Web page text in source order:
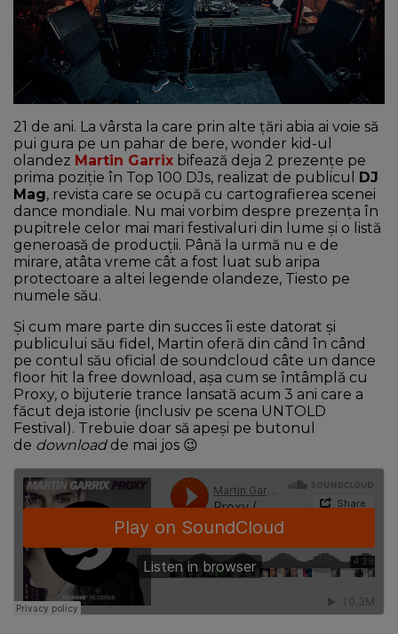
NEWS
CONTUL MEU
21 de ani. La vârsta la care prin alte țări abia ai voie să
pui gura pe un pahar de bere, wonder kid-ul
olandez Martin Garrix bifează deja 2 prezențe pe
prima poziție în Top 100 DJs, realizat de publicul DJ
Mag, revista care se ocupă cu cartografierea scenei
dance mondiale. Nu mai vorbim despre prezența în
pupitrele celor mai mari festivaluri din lume și o listă
generoasă de producții. Până la urmă nu e de
mirare, atâta vreme cât a fost luat sub aripa
protectoare a altei legende olandeze, Tiesto pe
numele său.
Și cum mare parte din succes îi este datorat și
publicului său fidel, Martin oferă din când în când
pe contul său oficial de soundcloud câte un dance
floor hit la free download, așa cum se întâmplă cu
Proxy, o bijuterie trance lansată acum 3 ani care a
făcut deja istorie (inclusiv pe scena UNTOLD
Festival). Trebuie doar să apeși pe butonul
de downloadde mai jos 😉